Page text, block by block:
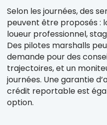
Selon les journées, des
peuvent être proposés :
loueur professionnel,
Des pilotes marshalls
demande pour des
trajectoires, et un
journées. Une garantie
crédit reportable est
option.